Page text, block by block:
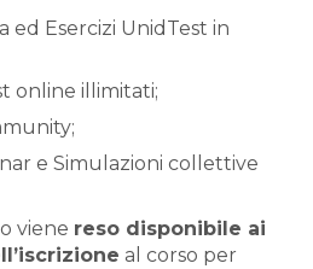
ed Esercizi UnidTest in
online illimitati;
e Simulazioni collettive
viene reso disponibile ai
al corso per